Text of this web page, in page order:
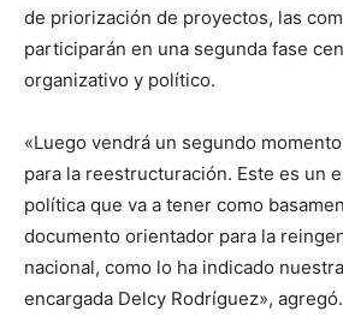
de priorización de proyectos, las
participarán en una segunda fase
organizativo y político.
«Luego vendrá un segundo
para la reestructuración. Este es un
política que va a tener como
documento orientador para la
nacional, como lo ha indicado
encargada Delcy Rodríguez», agregó.